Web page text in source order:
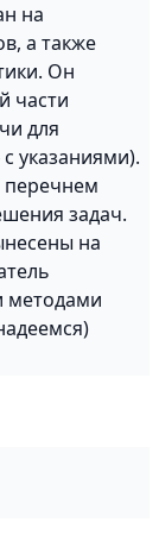
на
а также
Он
части
для
указаниями).
перечнем
задач.
на
методами